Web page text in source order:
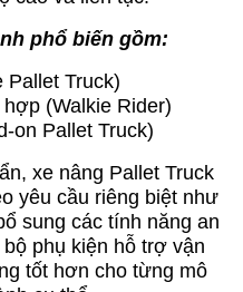
phổ biến gồm:
Pallet Truck)
(Walkie Rider)
on Pallet Truck)
xe nâng Pallet Truck
yêu cầu riêng biệt như
sung các tính năng an
phụ kiện hỗ trợ vận
tốt hơn cho từng mô